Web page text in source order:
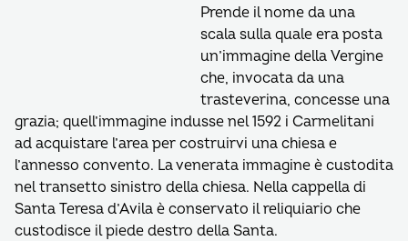
Prende il nome da una
scala sulla quale era posta
un’immagine della Vergine
che, invocata da una
trasteverina, concesse una
grazia; quell’immagine indusse nel 1592 i Carmelitani
ad acquistare l’area per costruirvi una chiesa e
l’annesso convento. La venerata immagine è custodita
nel transetto sinistro della chiesa. Nella cappella di
Santa Teresa d’Avila è conservato il reliquiario che
custodisce il piede destro della Santa.